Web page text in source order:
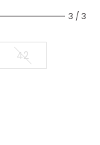
3 / 3
42